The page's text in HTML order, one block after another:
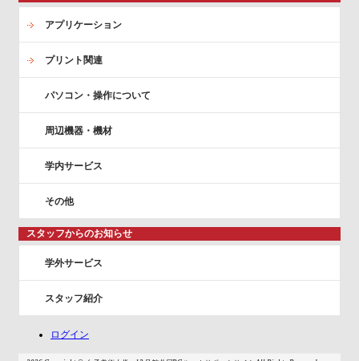
アプリケーション
プリント関連
パソコン・操作について
周辺機器・機材
学内サービス
その他
スタッフからのお知らせ
学外サービス
スタッフ紹介
ログイン